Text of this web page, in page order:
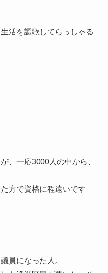
活を謳歌してらっしゃる
、一応3000人の中から、
方で資格に程遠いです
員になった人。